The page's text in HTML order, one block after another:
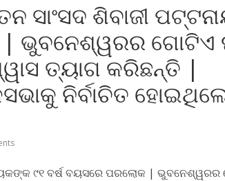
ସାଂସଦ ଶିବାଜୀ
| ଭୁବନେଶ୍ୱରର
ତ୍ୟାଗ କରିଛନ୍ତି |
ନିର୍ବାଚିତ ହୋଇଥିଲେ
୯୧ ବର୍ଷ ବୟସରେ ପରଲୋକ |